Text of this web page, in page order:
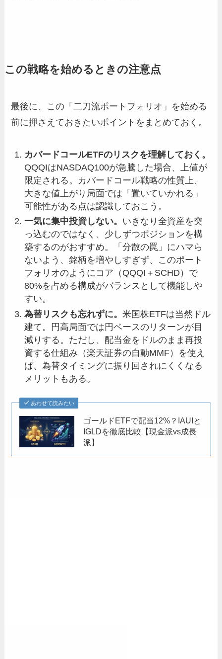
この戦略を始めるときの注意点
最後に、この「二刀流ポートフォリオ」を始める
前に押さえておきたいポイントをまとめておく。
カバードコールETFのリスクを理解しておく。
QQQIはNASDAQ100が急騰した場合、上値が
限定される。カバードコール戦略の性質上、
大きな値上がり局面では「置いていかれる」
可能性がある点は認識しておこう。
一気に集中投資しない。 いきなり全資産を突
っ込むのではなく、少しずつポジションを構
築するのがおすすめ。「分散の罠」にハマら
ないよう、銘柄を増やしすぎず、このポート
フォリオのようにコア（QQQI＋SCHD）で
80%を占める構成がバランスとして機能しや
すい。
為替リスクも忘れずに。米国株ETFは当然ドル
建て。円高局面では円ベースのリターンが目
減りする。ただし、配当金をドルのまま再投
資する仕組み（楽天証券の自動MMF）を使え
ば、為替タイミングに振り回されにくくなる
メリットもある。
あわせて読みたい
ゴールドETFで配当12%？IAUIと
IGLDを徹底比較【現金派vs成長
派】